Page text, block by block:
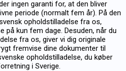
ingen garanti for, at den bliver
periode (normalt fem år). På den
opholdstilladelse fra os,
på kun fem dage. Desuden, når du
fra os, giver vi dig originale
fremvise dine dokumenter til
opholdstilladelse, du køber
i Sverige.